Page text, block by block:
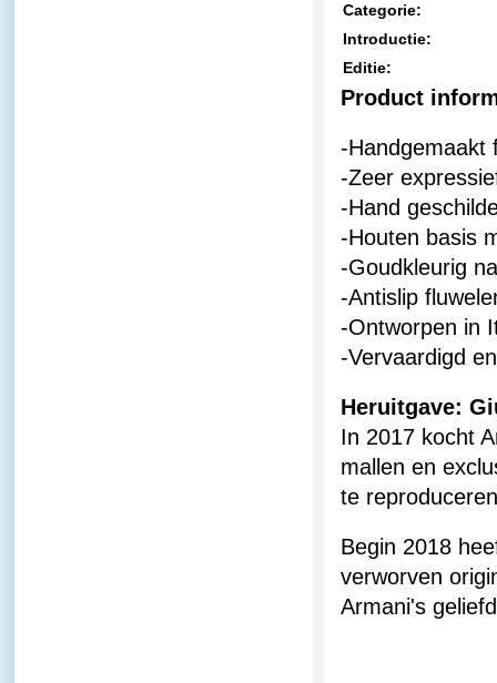
Categorie:
Introductie:
Editie:
Product
-Handgemaakt
-Zeer
-Hand
-Houten basis
-Goudkleurig
-Antislip
-Ontworpen in
-Vervaardigd
Heruitgave:
In 2017 kocht
mallen en
te
Begin 2018
verworven
Armani's